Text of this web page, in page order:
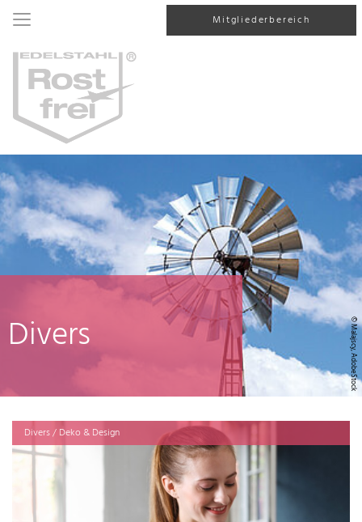
Mitgliederbereich
© Malajscy, AdobeStock
Divers
Divers / Deko & Design